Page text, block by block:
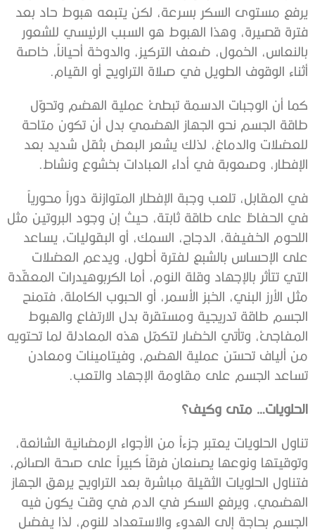
يرفع مستوى السكر بسرعة، لكن يتبعه هبوط حاد بعد
فترة قصيرة، وهذا الهبوط هو السبب الرئيسي للشعور
بالنعاس، الخمول، ضعف التركيز، والدوخة أحياناً، خاصة
أثناء الوقوف الطويل في صلاة التراويح أو القيام.
كما أن الوجبات الدسمة تبطئ عملية الهضم وتحوّل
طاقة الجسم نحو الجهاز الهضمي بدل أن تكون متاحة
للعضلات والدماغ، لذلك يشعر البعض بثقل شديد بعد
الإفطار، وصعوبة في أداء العبادات بخشوع ونشاط.
في المقابل، تلعب وجبة الإفطار المتوازنة دوراً محورياً
في الحفاظ على طاقة ثابتة، حيث إن وجود البروتين مثل
اللحوم الخفيفة، الدجاج، السمك، أو البقوليات، يساعد
على الإحساس بالشبع لفترة أطول، ويدعم العضلات
التي تتأثر بالإجهاد وقلة النوم، أما الكربوهيدرات المعقّدة
مثل الأرز البني، الخبز الأسمر، أو الحبوب الكاملة، فتمنح
الجسم طاقة تدريجية ومستقرة بدل الارتفاع والهبوط
المفاجئ، وتأتي الخضار لتكمّل هذه المعادلة لما تحتويه
من ألياف تحسّن عملية الهضم، وفيتامينات ومعادن
تساعد الجسم على مقاومة الإجهاد والتعب.
الحلويات… متى وكيف؟
تناول الحلويات يعتبر جزءاً من الأجواء الرمضانية الشائعة،
وتوقيتها ونوعها يصنعان فرقاً كبيراً على صحة الصائم،
فتناول الحلويات الثقيلة مباشرة بعد التراويح يرهق الجهاز
الهضمي، ويرفع السكر في الدم في وقت يكون فيه
الجسم بحاجة إلى الهدوء والاستعداد للنوم، لذا يفضل